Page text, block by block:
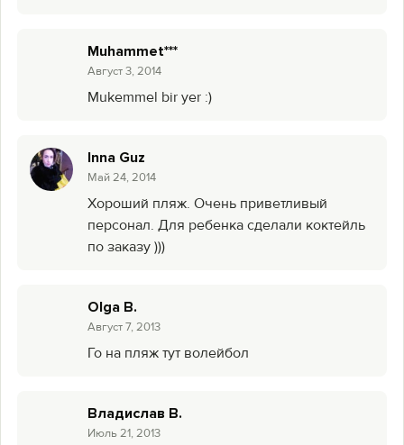
Muhammet***
Август 3, 2014
Mukemmel bir yer :)
Inna Guz
Май 24, 2014
Хороший пляж. Очень приветливый
персонал. Для ребенка сделали коктейль
по заказу )))
Olga B.
Август 7, 2013
Го на пляж тут волейбол
Владислав В.
Июль 21, 2013